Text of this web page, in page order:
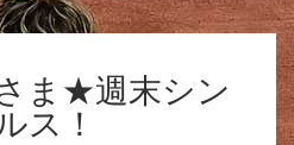
ま★週末シン
ス！